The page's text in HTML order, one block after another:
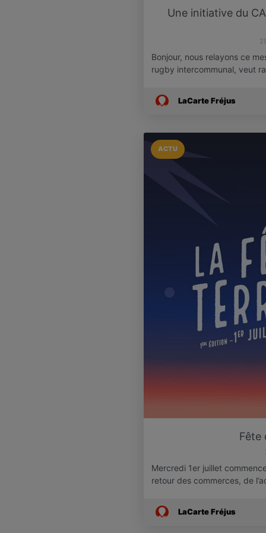
Une initiative du
Bonjour, nous relayons ce
rugby intercommunal, veut
LaCarte Fréjus
ACTU
Fête
Mercredi 1er juillet
retour des commerces, de
LaCarte Fréjus